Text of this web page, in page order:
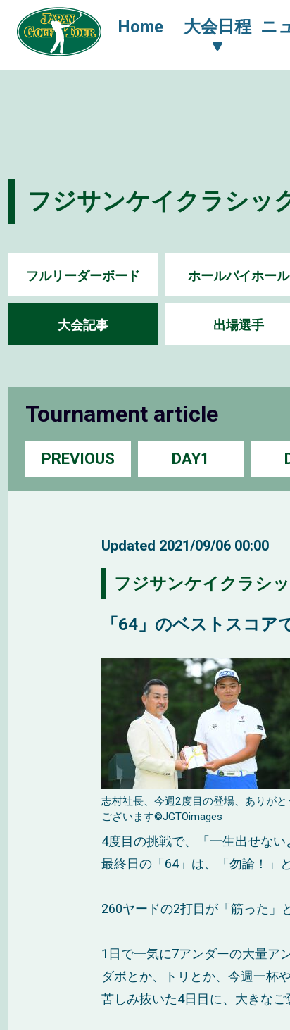
Home 大会日程 ニ
フジサンケイクラシッ
フルリーダーボード ホールバイホール
大会記事 出場選手
Tournament article
PREVIOUS DAY1
Updated 2021/09/06 00:00
フジサンケイクラシ
「64」のベストスコア
志村社長、今週2度目の登場、ありがと
ございます©JGTOimages
4度目の挑戦で、「一生出せな
最終日の「64」は、「勿論！」
260ヤードの2打目が「筋った」
1日で一気に7アンダーの大量ア
ダボとか、トリとか、今週一杯
苦しみ抜いた4日目に、大きなご